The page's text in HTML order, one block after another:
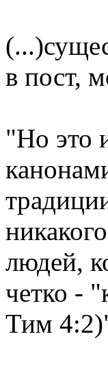
в пост,
"Но это
людей,
четко -
Тим